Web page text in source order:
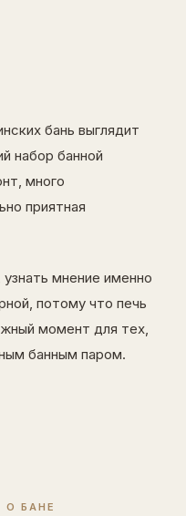
бань выглядит
набор банной
много
приятная
мнение именно
потому что печь
момент для тех,
банным паром.
О БАНЕ